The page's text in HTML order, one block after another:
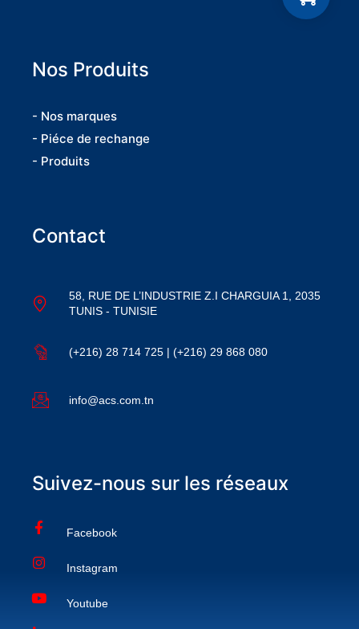
Nos Produits
- Nos marques
- Piéce de rechange
- Produits
Contact
58, RUE DE L’INDUSTRIE Z.I CHARGUIA 1, 2035
TUNIS - TUNISIE
(+216) 28 714 725 | (+216) 29 868 080
info@acs.com.tn
Suivez-nous sur les réseaux
Facebook
Instagram
Youtube